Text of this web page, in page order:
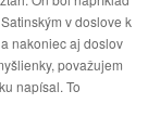
v doslove k
nakoniec aj doslov
považujem
napísal. To